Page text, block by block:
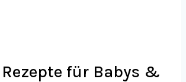
für Babys &